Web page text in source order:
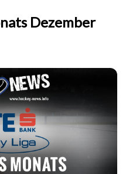
Dezember